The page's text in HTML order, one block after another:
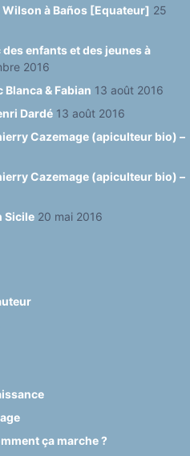
Wilson à Baños [Equateur] 25
enfants et des jeunes à
2016
Blanca & Fabian 13 août 2016
Dardé 13 août 2016
Cazemage (apiculteur bio) –
Cazemage (apiculteur bio) –
Sicile 20 mai 2016
ça marche ?